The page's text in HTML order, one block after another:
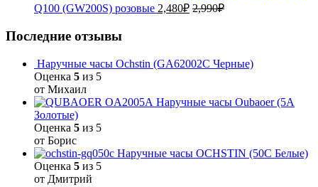
Q100 (GW200S) розовые 2,480₽ 2,990₽
Последние отзывы
Наручные часы Ochstin (GA62002C Черные)
Оценка 5 из 5
от Михаил
Наручные часы Oubaoer (5A
Золотые)
Оценка 5 из 5
от Борис
Наручные часы OCHSTIN (50C Белые)
Оценка 5 из 5
от Дмитрий